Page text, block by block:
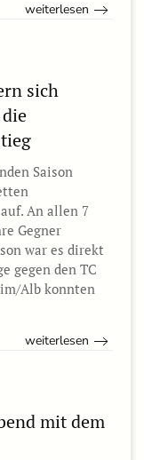
weiterlesen
sich
Saison
An allen 7
Gegner
war es direkt
gegen den TC
Alb konnten
weiterlesen
mit dem